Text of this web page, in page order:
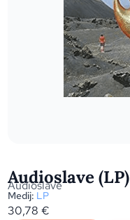
Audioslave (LP)
Audioslave
Medij: LP
30,78€